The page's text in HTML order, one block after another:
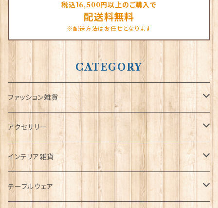
税込16,500円以上のご購入で
配送料無料
※配送方法はお任せとなります
CATEGORY
ファッション雑貨
タータンネクタイ
帽子
キャップ
Tシャツ
アクセサリー
ORTAK
ブローチ
インテリア雑貨
インテリア置物
テーブルウェア